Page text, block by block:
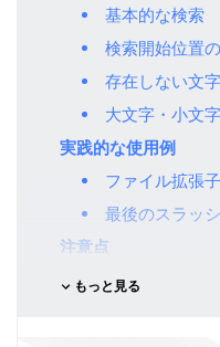
基本的な検索
検索開始位置
存在しない文
大文字・小文
実践的な使用例
ファイル拡張
最後のスラッ
注意点
まとめ
もっと見る